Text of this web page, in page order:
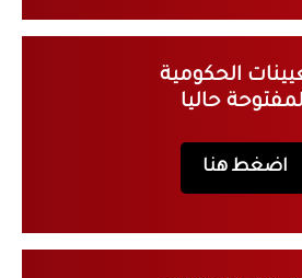
الحكومية
حاليا
اضغط هنا